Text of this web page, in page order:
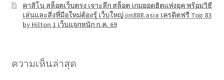
คาสิโน สล็อตเว็บตรง เจาะลึก สล็อต เกมยอดฮิตแห่งยุค พร้อมวิธี
เล่นและสิ่งที่มือใหม่ต้องรู้ เว็บใหญ่ jin888.asia เครดิตฟรี Top 83
by Hilton 1 เว็บแจกหนัก ก.ค. 69
ความเห็นล่าสุด